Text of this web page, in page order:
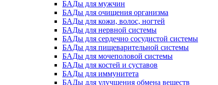
БАДы для мужчин
БАДы для очищения организма
БАДы для кожи, волос, ногтей
БАДы для нервной системы
БАДы для сердечно сосудистой системы
БАДы для пищеварительной системы
БАДы для мочеполовой системы
БАДы для костей и суставов
БАДы для иммунитета
БАДы для улучшения обмена веществ